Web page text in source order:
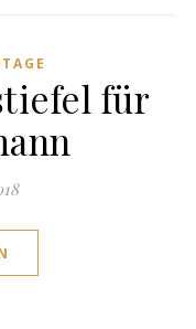
für